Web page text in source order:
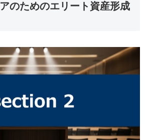
のためのエリート資産形成